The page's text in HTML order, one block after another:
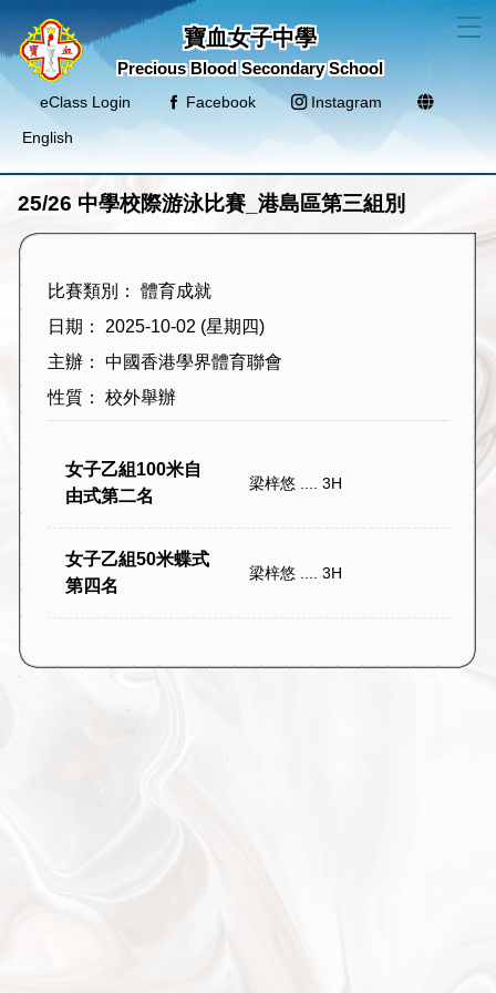
寶血女子中學
Precious Blood Secondary School
eClass Login Facebook
Instagram
English
25/26 中學校際游泳比賽_港島區第三組別
比賽類別： 體育成就
日期： 2025-10-02 (星期四)
主辦： 中國香港學界體育聯會
性質： 校外舉辦
女子乙組100米自
由式第二名
梁梓悠 .... 3H
女子乙組50米蝶式
第四名
梁梓悠 .... 3H